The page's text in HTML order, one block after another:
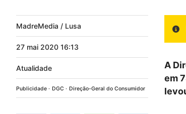
MadreMedia / Lusa
27 mai 2020 16:13
Atualidade
Publicidade DGC Direção-Geral do Consumidor
A
em